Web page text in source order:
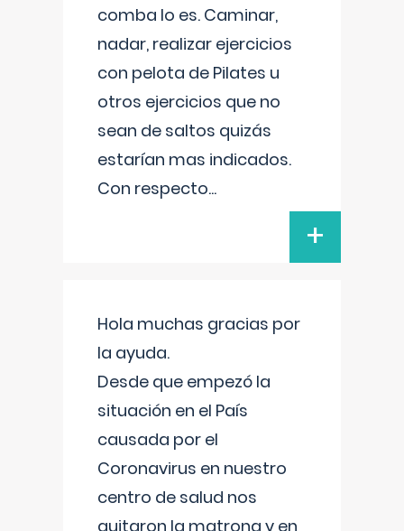
comba lo es. Caminar,
nadar, realizar ejercicios
con pelota de Pilates u
otros ejercicios que no
sean de saltos quizás
estarían mas indicados.
Con respecto...
+
Hola muchas gracias por
la ayuda.
Desde que empezó la
situación en el País
causada por el
Coronavirus en nuestro
centro de salud nos
quitaron la matrona y en